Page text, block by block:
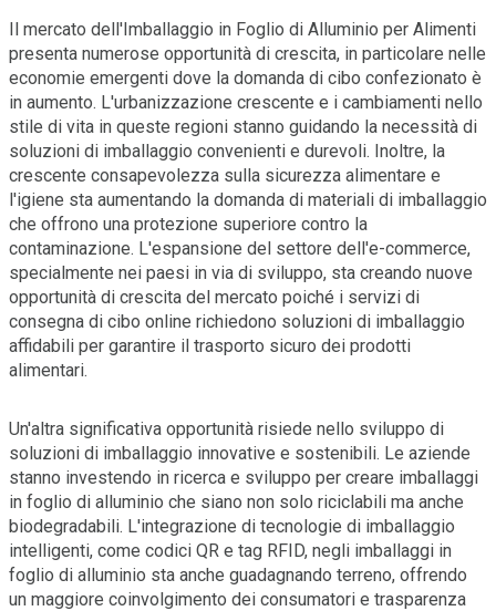
Il mercato dell'Imballaggio in Foglio di Alluminio per Alimenti
presenta numerose opportunità di crescita, in particolare nelle
economie emergenti dove la domanda di cibo confezionato è
in aumento. L'urbanizzazione crescente e i cambiamenti nello
stile di vita in queste regioni stanno guidando la necessità di
soluzioni di imballaggio convenienti e durevoli. Inoltre, la
crescente consapevolezza sulla sicurezza alimentare e
l'igiene sta aumentando la domanda di materiali di imballaggio
che offrono una protezione superiore contro la
contaminazione. L'espansione del settore dell'e-commerce,
specialmente nei paesi in via di sviluppo, sta creando nuove
opportunità di crescita del mercato poiché i servizi di
consegna di cibo online richiedono soluzioni di imballaggio
affidabili per garantire il trasporto sicuro dei prodotti
alimentari.
Un'altra significativa opportunità risiede nello sviluppo di
soluzioni di imballaggio innovative e sostenibili. Le aziende
stanno investendo in ricerca e sviluppo per creare imballaggi
in foglio di alluminio che siano non solo riciclabili ma anche
biodegradabili. L'integrazione di tecnologie di imballaggio
intelligenti, come codici QR e tag RFID, negli imballaggi in
foglio di alluminio sta anche guadagnando terreno, offrendo
un maggiore coinvolgimento dei consumatori e trasparenza